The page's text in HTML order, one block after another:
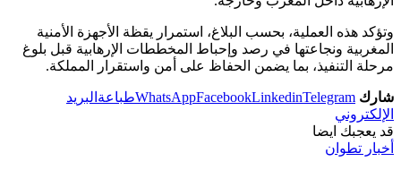
وتؤكد هذه العملية، بحسب البلاغ، استمرار يقظة الأجهزة الأمنية
المغربية ونجاعتها في رصد وإحباط المخططات الإرهابية قبل بلوغ
مرحلة التنفيذ، بما يضمن الحفاظ على أمن واستقرار المملكة.
شارك WhatsAppFacebookLinkedinTelegram طباعة البريد
الإلكتروني
قد يعجبك ايضا
أخبار تطوان